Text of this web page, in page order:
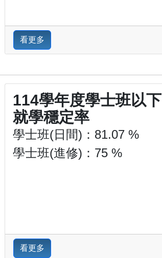
看更多
114學年度學士班以下
就學穩定率
學士班(日間)：81.07 %
學士班(進修)：75 %
看更多